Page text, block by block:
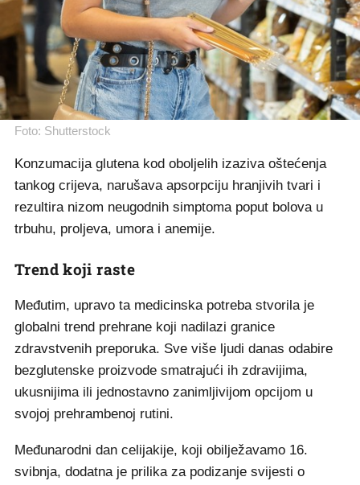
Foto: Shutterstock
Konzumacija glutena kod oboljelih izaziva oštećenja
tankog crijeva, narušava apsorpciju hranjivih tvari i
rezultira nizom neugodnih simptoma poput bolova u
trbuhu, proljeva, umora i anemije.
Trend koji raste
Međutim, upravo ta medicinska potreba stvorila je
globalni trend prehrane koji nadilazi granice
zdravstvenih preporuka. Sve više ljudi danas odabire
bezglutenske proizvode smatrajući ih zdravijima,
ukusnijima ili jednostavno zanimljivijom opcijom u
svojoj prehrambenoj rutini.
Međunarodni dan celijakije, koji obilježavamo 16.
svibnja, dodatna je prilika za podizanje svijesti o